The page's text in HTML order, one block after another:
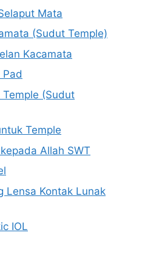
Mata
(Sudut Temple)
Kacamata
(Sudut
Temple
Allah SWT
Lensa Kontak Lunak
IOL